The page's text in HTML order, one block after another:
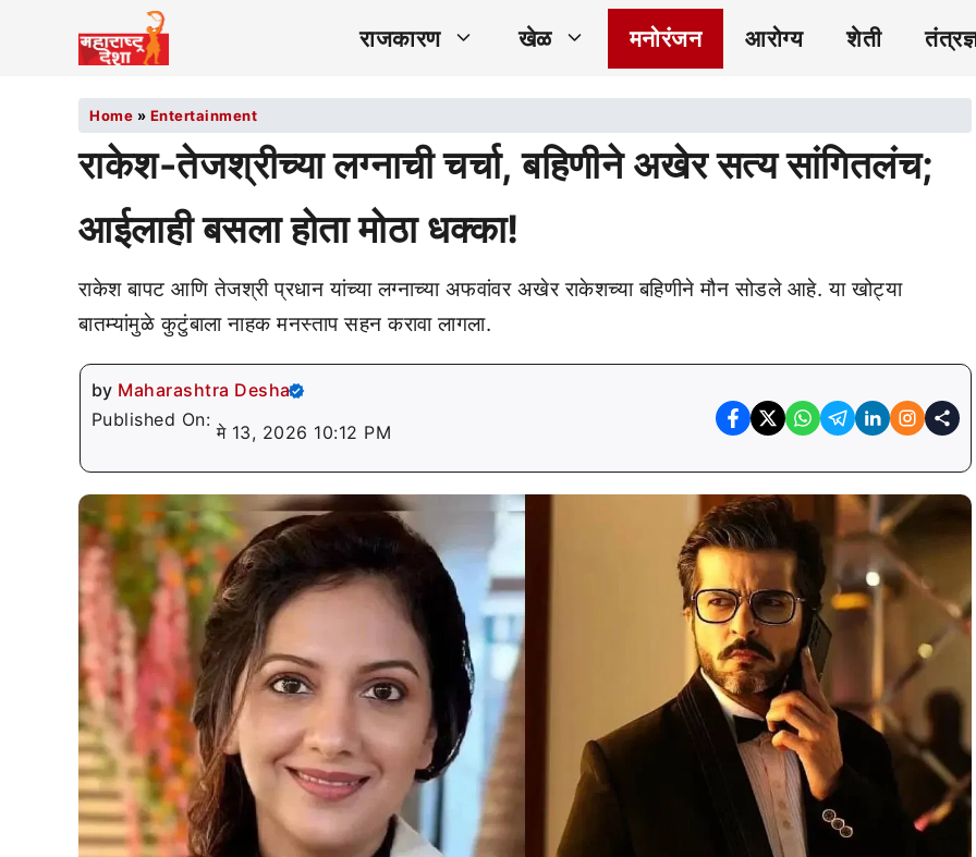
राजकारण खेळ मनोरंजन आरोग्य शेती
Home » Entertainment
राकेश-तेजश्रीच्या लग्नाची चर्चा, बहिणीने अखेर सत्य सांगितलंच;
आईलाही बसला होता मोठा धक्का!
राकेश बापट आणि तेजश्री प्रधान यांच्या लग्नाच्या अफवांवर अखेर राकेशच्या बहिणीने मौन सोडले आहे. या खोट्या
बातम्यांमुळे कुटुंबाला नाहक मनस्ताप सहन करावा लागला.
by Maharashtra Desha
Published On:
मे 13, 2026 10:12 PM